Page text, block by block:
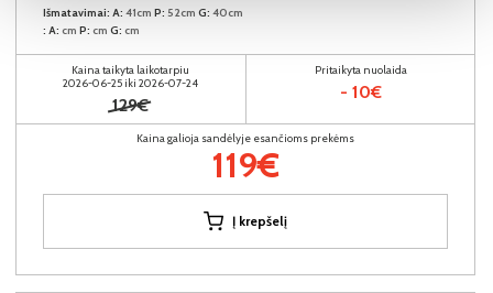
Išmatavimai: A: 41cm P: 52cm G: 40cm
: A: cm P: cm G: cm
Kaina taikyta laikotarpiu
2026-06-25 iki 2026-07-24
129€
Pritaikyta nuolaida
- 10€
Kaina galioja sandėlyje esančioms prekėms
119€
Į krepšelį